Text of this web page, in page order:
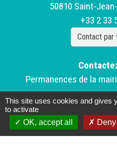
50810 Saint-
+33 2 33
Contact par
Permanences de la
Lundi:
Mardi de
Mercredi de 9h à
This site uses cookies and gives
to activate
OK, accept all